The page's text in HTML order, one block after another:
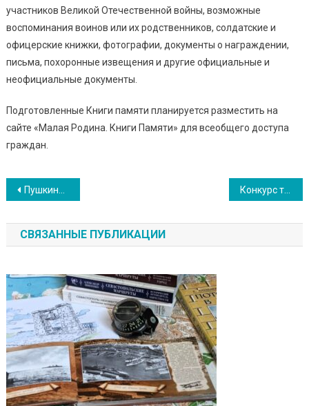
участников Великой Отечественной войны, возможные
воспоминания воинов или их родственников, солдатские и
офицерские книжки, фотографии, документы о награждении,
письма, похоронные извещения и другие официальные и
неофициальные документы.
Подготовленные Книги памяти планируется разместить на
сайте «Малая Родина. Книги Памяти» для всеобщего доступа
граждан.
Навигация
по
записям
Пушкинская карта Конкурс творческих работ «Жизнь за Отечество»
СВЯЗАННЫЕ ПУБЛИКАЦИИ